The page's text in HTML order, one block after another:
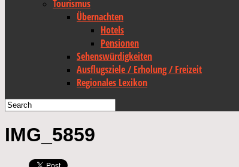
Tourismus
Übernachten
Hotels
Pensionen
Sehenswürdigkeiten
Ausflugsziele / Erholung / Freizeit
Regionales Lexikon
IMG_5859